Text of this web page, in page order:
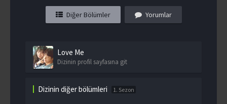
Diğer Bölümler Yorumlar
Love Me
Dizinin profil sayfasına git
Dizinin diğer bölümleri 1. Sezon